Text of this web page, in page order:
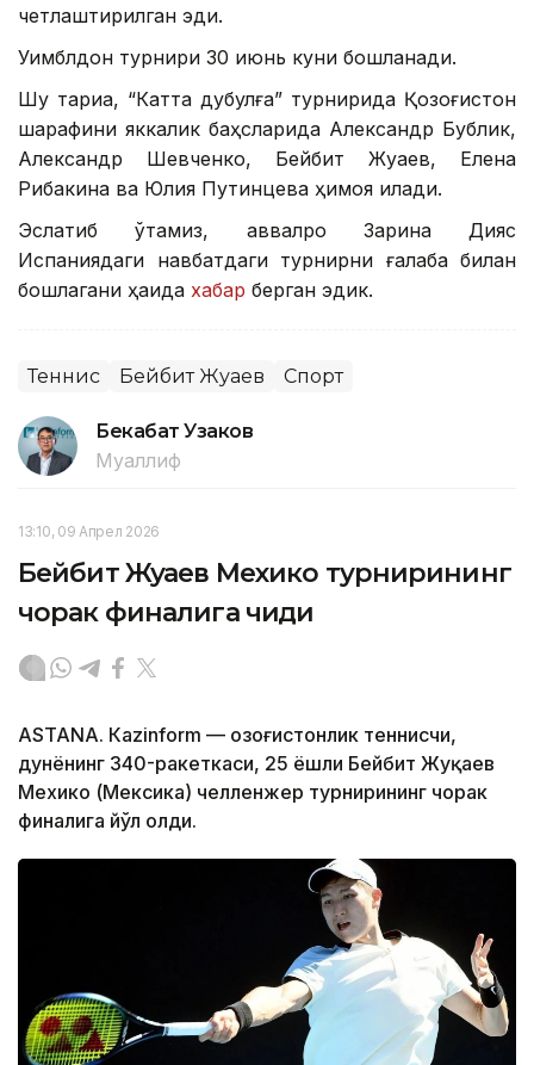
четлаштирилган эди.
Уимблдон турнири 30 июнь куни бошланади.
Шу тариқа, “Катта дубулға” турнирида Қозоғистон
шарафини яккалик баҳсларида Александр Бублик,
Александр Шевченко, Бейбит Жуқаев, Елена
Рибакина ва Юлия Путинцева ҳимоя қилади.
Эслатиб ўтамиз, аввалроқ Зарина Дияс
Испаниядаги навбатдаги турнирни ғалаба билан
бошлагани ҳақида хабар берган эдик.
Теннис Бейбит Жуқаев Спорт
Бекабат Узаков
Муаллиф
13:10, 09 Апрел 2026
Бейбит Жуқаев Мехико турнирининг
чорак финалига чиқди
ASTANА. Кazinform — Қозоғистонлик теннисчи,
дунёнинг 340-ракеткаси, 25 ёшли Бейбит Жуқаев
Мехико (Мексика) челленжер турнирининг чорак
финалига йўл олди.